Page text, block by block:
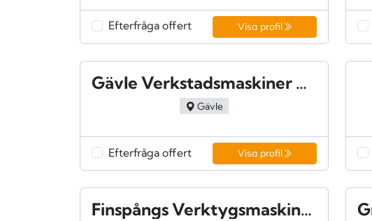
Efterfråga offert Visa profil
Gävle Verkstadsmaskiner AB - Gävle
Gävle
Efterfråga offert Visa profil
Finspångs Verktygsmaskiner AB - Finspång